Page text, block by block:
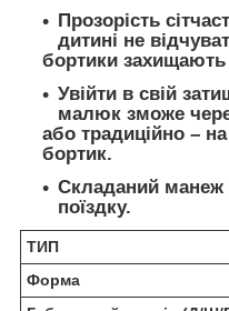
Прозорість
дитині не
бортики захищають
Увійти в свій
малюк зможе
або традиційно –
бортик.
Складаний
поїздку.
ТИП
Форма